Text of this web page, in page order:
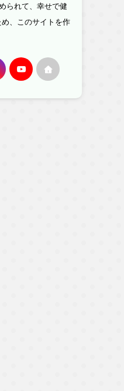
られて、幸せで健
、このサイトを作